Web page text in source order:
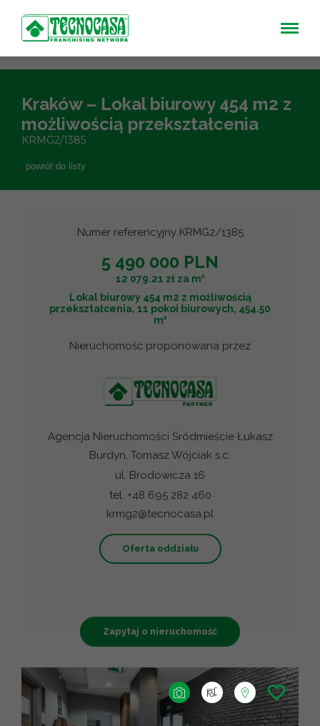
Kraków – Lokal biurowy 454 m2 z
możliwością przekształcenia
KRMG2/1385
powrót do listy
Numer referencyjny KRMG2/1385
5 490 000 PLN
12 079.21 zł za m2
Lokal biurowy 454 m2 z możliwością
przekształcenia, 11 pokoi biurowych, 454.50
m2
Nieruchomość proponowana przez
Agencja Nieruchomości Śródmieście Łukasz
Burdyn, Tomasz Wójciak s.c.
ul. Brodowicza 16
tel. +48 695 282 460
krmg2@tecnocasa.pl
Oferta oddziału
Zapytaj o nieruchomość
+
−